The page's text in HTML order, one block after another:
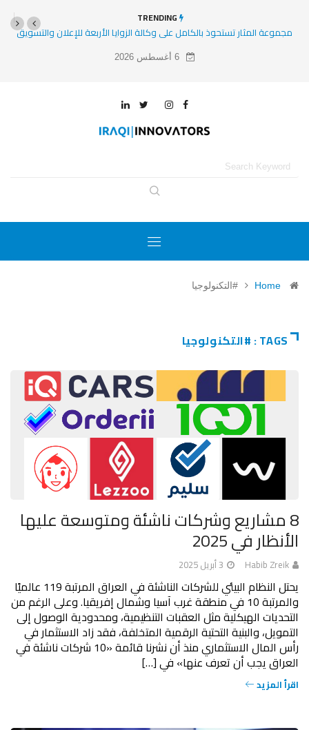
TRENDING
على وكالة الزوايا الأربعة للإعلان والتسويق 8 مشاريع وشركات ناشئة ومتوسعة عليها الأنظار في 2025
Home #التكنولوجيا
TAGS : #التكنولوجيا
8 مشاريع وشركات ناشئة ومتوسعة عليها
الأنظار في 2025
Habib Zreik 3 أبريل 2025
يحتل النظام البيئي للشركات الناشئة في العراق المرتبة 119 عالميًا
والمرتبة 10 في منطقة غرب آسيا وشمال إفريقيا. وعلى الرغم من
التحديات الهيكلية مثل العقبات التنظيمية، ومحدودية الوصول إلى
التمويل، والبنية التحتية الرقمية المتخلفة، فقد زاد الاستثمار في
رأس المال الاستثماري منذ أن نشرنا قائمة «10 شركات ناشئة في
العراق يجب أن تعرف عنها» في […]
اقرأ المزيد